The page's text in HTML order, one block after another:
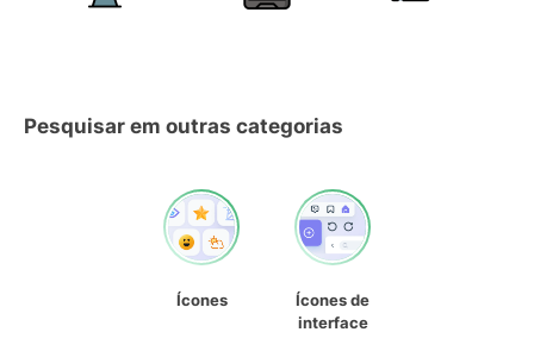
Pesquisar em outras categorias
Ícones
Ícones de
interface